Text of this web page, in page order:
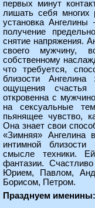
первых минут
лишать себя многих
установка
получение
снятие напряжения.
своего мужчину,
собственному
что требуется,
близости Ангелина
ощущения
откровенна с
на сексуальные
пьянящее чувство,
Она знает свои
«Зимняя» Ангелина
интимной
смысле техники.
фантазии.
Юрием, Павлом,
Борисом, Петром.
Празднуем именины: